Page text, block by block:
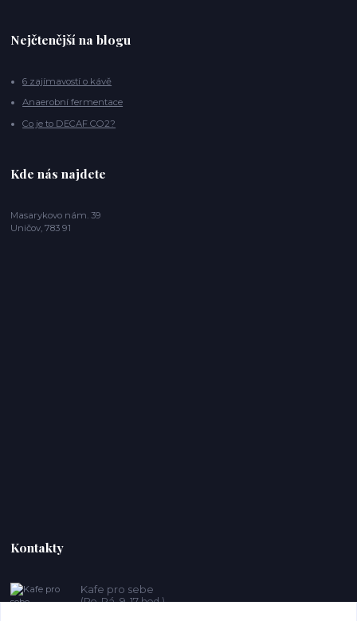
Nejčtenější na blogu
6 zajímavostí o kávě
Anaerobní fermentace
Co je to DECAF CO2?
Kde nás najdete
Masarykovo nám. 39
Uničov, 783 91
Kontakty
Kafe pro sebe
(Po-Pá, 9-17 hod.)